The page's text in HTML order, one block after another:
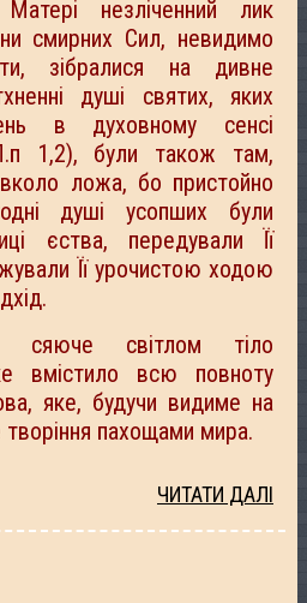
незліченний лик
смирних Сил, невидимо
зібралися на дивне
душі святих, яких
в духовному сенсі
1,2), були також там,
ложа, бо пристойно
душі усопших були
єства, передували Її
Її урочистою ходою
сяюче світлом тіло
вмістило всю повноту
яке, будучи видиме на
пахощами мира.
ЧИТАТИ ДАЛІ